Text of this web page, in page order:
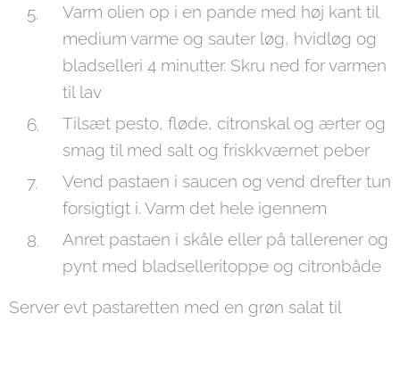
Varm olien op i en pande med høj kant til
medium varme og sauter løg, hvidløg og
bladselleri 4 minutter. Skru ned for varmen
til lav
Tilsæt pesto, fløde, citronskal og ærter og
smag til med salt og friskkværnet peber
Vend pastaen i saucen og vend drefter tun
forsigtigt i. Varm det hele igennem
Anret pastaen i skåle eller på tallerener og
pynt med bladselleritoppe og citronbåde
Server evt pastaretten med en grøn salat til